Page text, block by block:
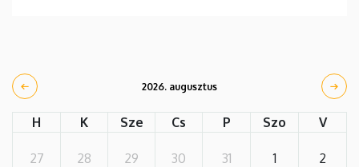
2026. augusztus
H K Sze Cs P Szo V
27 28 29 30 31 1 2